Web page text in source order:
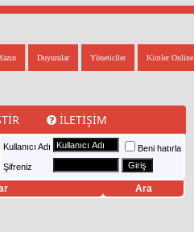
Kimler Online
Yöneticiler
Duyurular
İLETIŞIM
Kullanıcı Adı
Beni hatırla
Şifreniz
Ara